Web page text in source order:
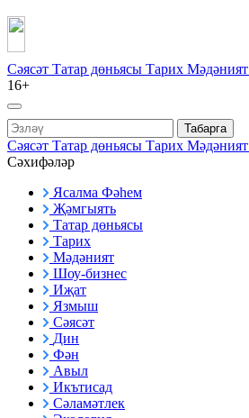
Сәясәт Татар дөньясы Тарих Мәдәният
16+
Табарга
Сәясәт Татар дөньясы Тарих Мәдәният
Сәхифәләр
Ясалма Фәһем
Җәмгыять
Татар дөньясы
Тарих
Мәдәният
Шоу-бизнес
Иҗат
Язмыш
Сәясәт
Дин
Фән
Авыл
Икътисад
Сәламәтлек